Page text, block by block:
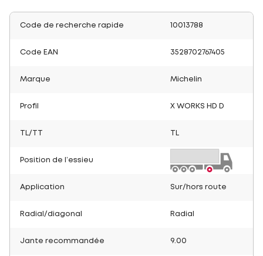
Code de recherche rapide 10013788
Code EAN 3528702767405
Marque Michelin
Profil X WORKS HD D
TL/TT
Position de l’essieu
Application Sur/hors route
Radial/diagonal Radial
Jante recommandée 9.00